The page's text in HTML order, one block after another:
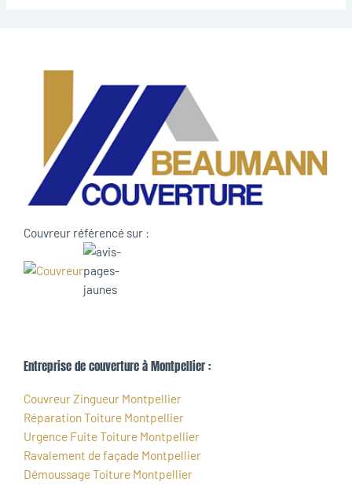
Couvreur référencé sur :
Entreprise de couverture à Montpellier :
Couvreur Zingueur Montpellier
Réparation Toiture Montpellier
Urgence Fuite Toiture Montpellier
Ravalement de façade Montpellier
Démoussage Toiture Montpellier